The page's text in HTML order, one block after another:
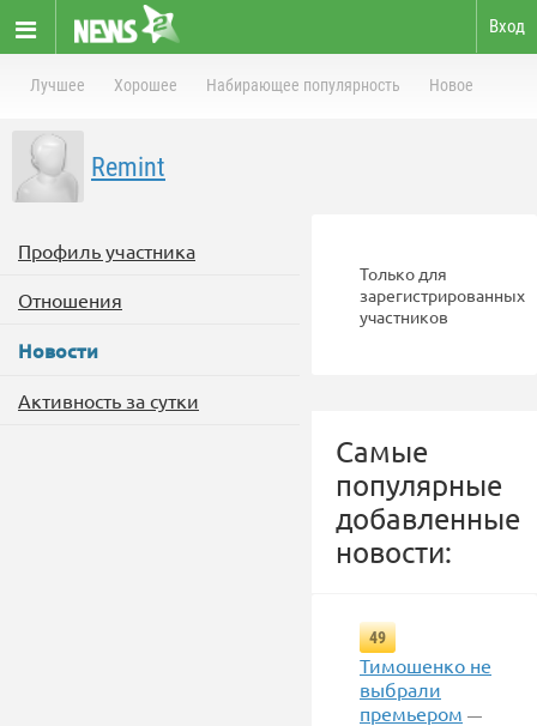
Вход
Лучшее Хорошее Набирающее популярность Новое
Remint
Профиль участника
Отношения
Новости
Активность за сутки
Только для
зарегистрированных
участников
Самые
популярные
добавленные
новости:
49
Тимошенко не
выбрали
премьером —